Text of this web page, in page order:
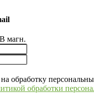
магн.
на обработку
обработки